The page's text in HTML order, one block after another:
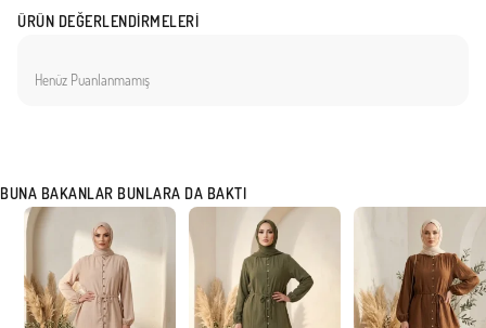
ÜRÜN DEĞERLENDIRMELERI
Henüz Puanlanmamış
BUNA BAKANLAR BUNLARA DA BAKTI